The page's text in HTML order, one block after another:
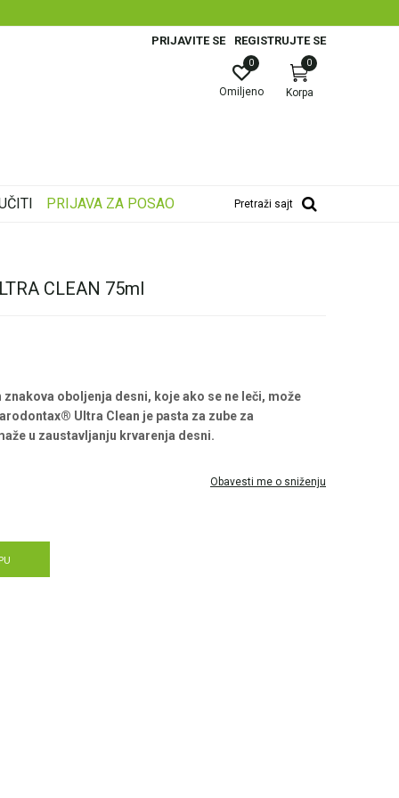
PRIJAVITE SE REGISTRUJTE SE
Korpa
0
Omiljeno
0
PRIJAVA ZA POSAO Pretraži sajt
CLEAN 75ml
oboljenja desni, koje ako se ne leči, može
Ultra Clean je pasta za zube za
u zaustavljanju krvarenja desni.
Obavesti me o sniženju